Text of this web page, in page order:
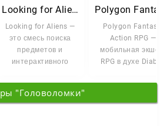
Looking for Aliens
Looking for Aliens —
это смесь поиска
предметов и
интерактивного
вам предстоит
Polygon
Action RPG —
мобильная
RPG в духе
отправляетесь в
"Головоломки"